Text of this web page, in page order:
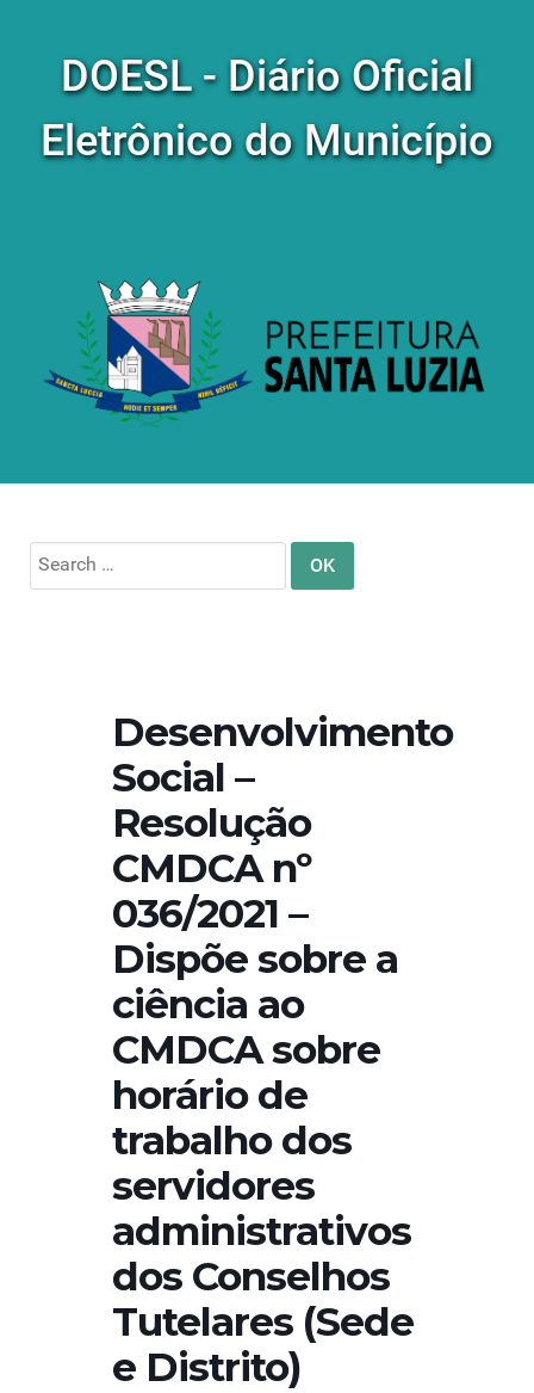
DOESL - Diário Oficial
Eletrônico do Município
Search
for:
Desenvolvimento
Social –
Resolução
CMDCA nº
036/2021 –
Dispõe sobre a
ciência ao
CMDCA sobre
horário de
trabalho dos
servidores
administrativos
dos Conselhos
Tutelares (Sede
e Distrito)